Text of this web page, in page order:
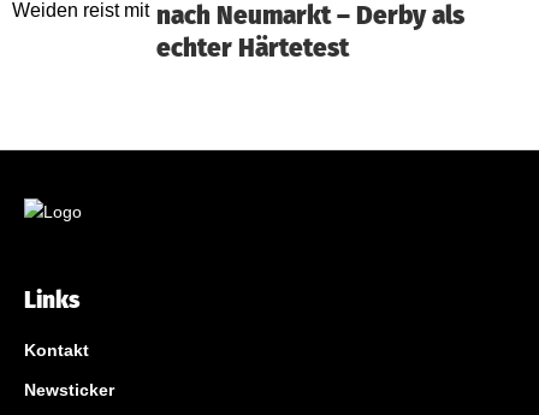
nach Neumarkt – Derby als
echter Härtetest
Links
Kontakt
Newsticker